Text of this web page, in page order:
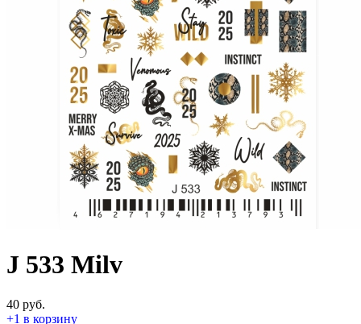
J 533 Milv
40 руб.
+1 в корзину